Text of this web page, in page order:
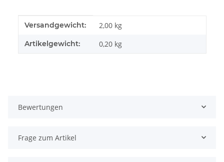
Produkteigenschaft
Wert
Versandgewicht: 2,00 kg
Artikelgewicht: 0,20 kg
Bewertungen
Frage zum Artikel